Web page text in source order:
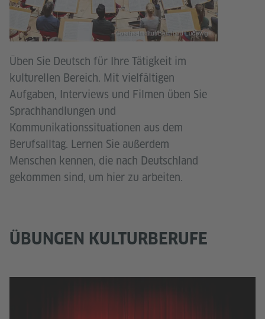
Goethe-Institut/Bernhard Ludewig
Üben Sie Deutsch für Ihre Tätigkeit im
kulturellen Bereich. Mit vielfältigen
Aufgaben, Interviews und Filmen üben Sie
Sprachhandlungen und
Kommunikationssituationen aus dem
Berufsalltag. Lernen Sie außerdem
Menschen kennen, die nach Deutschland
gekommen sind, um hier zu arbeiten.
ÜBUNGEN KULTURBERUFE